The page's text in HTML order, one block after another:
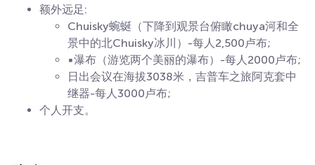
额外远足:
Chuisky蜿蜒（下降到观景台俯瞰chuya河和全
景中的北Chuisky冰川）-每人2,500卢布;
▪瀑布（游览两个美丽的瀑布）-每人2000卢布;
日出会议在海拔3038米，吉普车之旅阿克套中
继器-每人3000卢布;
个人开支。